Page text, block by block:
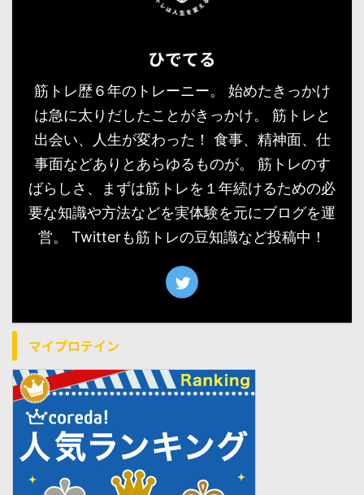
ひでてる
筋トレ歴６年のトレーニー。 始めたきっかけ
は急に太りだしたことがきっかけ。 筋トレと
出会い、人生が変わった！ 食事、精神面、仕
事面などありとあらゆるものが。 筋トレのす
ばらしさ、まずは筋トレを１年続けるための必
要な知識や方法などを実体験を元にブログを運
営。 Twitterも筋トレの豆知識など投稿中！
マイプロテイン